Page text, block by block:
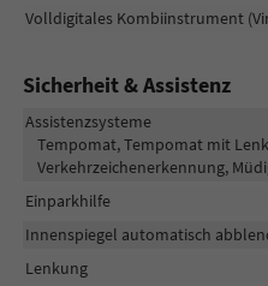
Volldigitales Kombiinstrument
Sicherheit & Assistenz
Assistenzsysteme
Tempomat, Tempomat mit
Verkehrzeichenerkennung,
Einparkhilfe
Innenspiegel automatisch
Lenkung